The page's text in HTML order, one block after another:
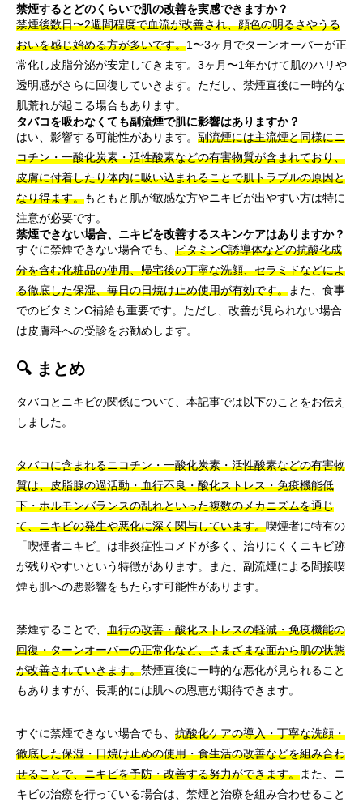
禁煙するとどのくらいで肌の改善を実感できますか？
禁煙後数日〜2週間程度で血流が改善され、顔色の明るさやうる
おいを感じ始める方が多いです。1〜3ヶ月でターンオーバーが正
常化し皮脂分泌が安定してきます。3ヶ月〜1年かけて肌のハリや
透明感がさらに回復していきます。ただし、禁煙直後に一時的な
肌荒れが起こる場合もあります。
タバコを吸わなくても副流煙で肌に影響はありますか？
はい、影響する可能性があります。 副流煙には主流煙と同様にニ
コチン・一酸化炭素・活性酸素などの有害物質が含まれており、
皮膚に付着したり体内に吸い込まれることで肌トラブルの原因と
なり得ます。もともと肌が敏感な方やニキビが出やすい方は特に
注意が必要です。
禁煙できない場合、ニキビを改善するスキンケアはありますか？
すぐに禁煙できない場合でも、 ビタミンC誘導体などの抗酸化成
分を含む化粧品の使用、帰宅後の丁寧な洗顔、セラミドなどによ
る徹底した保湿、毎日の日焼け止め使用が有効です。また、食事
でのビタミンC補給も重要です。ただし、改善が見られない場合
は皮膚科への受診をお勧めします。
🔍 まとめ
タバコとニキビの関係について、本記事では以下のことをお伝え
しました。
タバコに含まれるニコチン・一酸化炭素・活性酸素などの有害物
質は、皮脂腺の過活動・血行不良・酸化ストレス・免疫機能低
下・ホルモンバランスの乱れといった複数のメカニズムを通じ
て、ニキビの発生や悪化に深く関与しています。喫煙者に特有の
「喫煙者ニキビ」は非炎症性コメドが多く、治りにくくニキビ跡
が残りやすいという特徴があります。また、副流煙による間接喫
煙も肌への悪影響をもたらす可能性があります。
禁煙することで、 血行の改善・酸化ストレスの軽減・免疫機能の
回復・ターンオーバーの正常化など、さまざまな面から肌の状態
が改善されていきます。禁煙直後に一時的な悪化が見られること
もありますが、長期的には肌への恩恵が期待できます。
すぐに禁煙できない場合でも、 抗酸化ケアの導入・丁寧な洗顔・
徹底した保湿・日焼け止めの使用・食生活の改善などを組み合わ
せることで、ニキビを予防・改善する努力ができます。また、ニ
キビの治療を行っている場合は、禁煙と治療を組み合わせること